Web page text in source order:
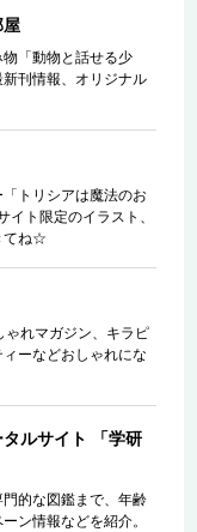
「動物と話せる少
刊情報、オリジナル
トリシアは魔法のお
ト限定のイラスト、
てね☆
れマガジン、キラピ
ーなどおしゃれにな
ルサイト 「学研
的な図鑑まで、年齢
ン情報などを紹介。